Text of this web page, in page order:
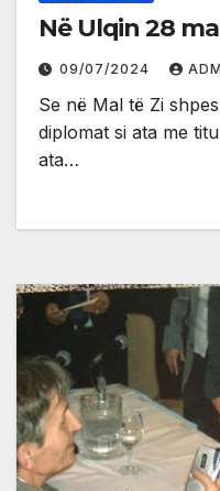
Në Ulqin 28
09/07/2024
Se në Mal të Zi
diplomat si ata me
ata…